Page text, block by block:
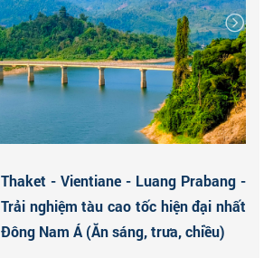
Thaket - Vientiane - Luang Prabang -
Trải nghiệm tàu cao tốc hiện đại nhất
Đông Nam Á (Ăn sáng, trưa, chiều)